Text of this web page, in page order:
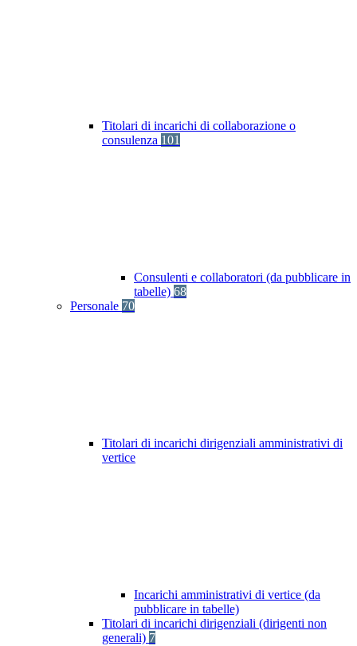
Titolari di incarichi di collaborazione o
consulenza 101
Consulenti e collaboratori (da pubblicare in
tabelle) 68
Personale 70
Titolari di incarichi dirigenziali amministrativi di
vertice
Incarichi amministrativi di vertice (da
pubblicare in tabelle)
Titolari di incarichi dirigenziali (dirigenti non
generali) 7